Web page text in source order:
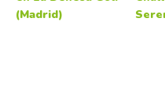
(Madrid)